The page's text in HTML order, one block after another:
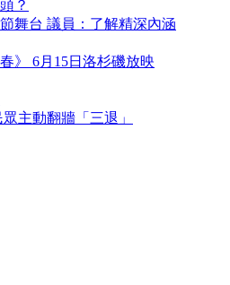
？
舞台 議員：了解精深內涵
》 6月15日洛杉磯放映
主動翻牆「三退」